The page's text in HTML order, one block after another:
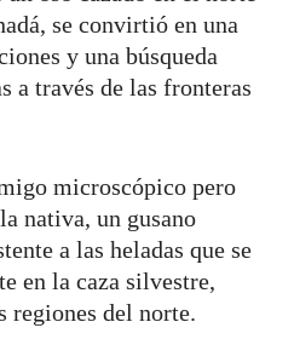
se convirtió en una
y una búsqueda
a través de las fronteras
microscópico pero
nativa, un gusano
a las heladas que se
en la caza silvestre,
regiones del norte.